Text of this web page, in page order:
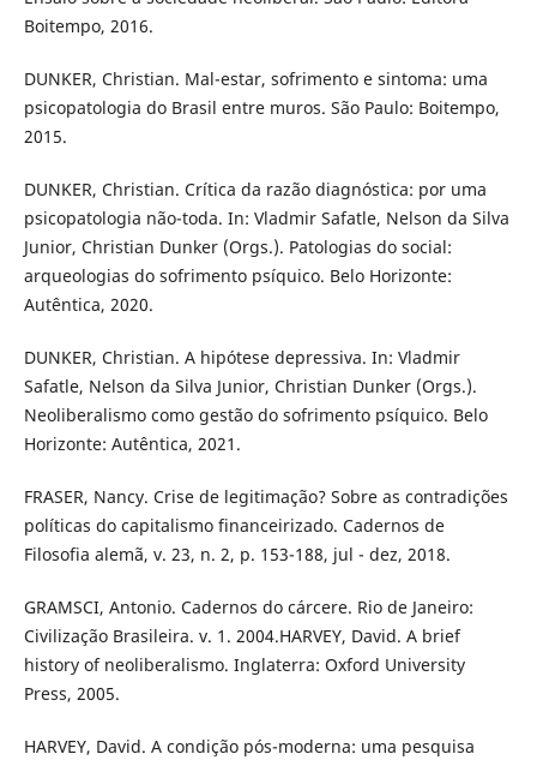
Boitempo, 2016.
DUNKER, Christian. Mal-estar, sofrimento e sintoma: uma
psicopatologia do Brasil entre muros. São Paulo: Boitempo,
2015.
DUNKER, Christian. Crítica da razão diagnóstica: por uma
psicopatologia não-toda. In: Vladmir Safatle, Nelson da Silva
Junior, Christian Dunker (Orgs.). Patologias do social:
arqueologias do sofrimento psíquico. Belo Horizonte:
Autêntica, 2020.
DUNKER, Christian. A hipótese depressiva. In: Vladmir
Safatle, Nelson da Silva Junior, Christian Dunker (Orgs.).
Neoliberalismo como gestão do sofrimento psíquico. Belo
Horizonte: Autêntica, 2021.
FRASER, Nancy. Crise de legitimação? Sobre as contradições
políticas do capitalismo financeirizado. Cadernos de
Filosofia alemã, v. 23, n. 2, p. 153-188, jul - dez, 2018.
GRAMSCI, Antonio. Cadernos do cárcere. Rio de Janeiro:
Civilização Brasileira. v. 1. 2004.HARVEY, David. A brief
history of neoliberalismo. Inglaterra: Oxford University
Press, 2005.
HARVEY, David. A condição pós-moderna: uma pesquisa